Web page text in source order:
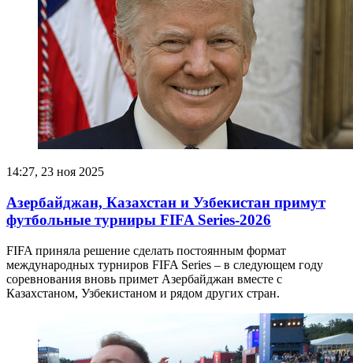
14:27, 23 ноя 2025
Азербайджан, Казахстан и Узбекистан примут
футбольные турниры FIFA Series-2026
FIFA приняла решение сделать постоянным формат
международных турниров FIFA Series – в следующем году
соревнования вновь примет Азербайджан вместе с
Казахстаном, Узбекистаном и рядом других стран.